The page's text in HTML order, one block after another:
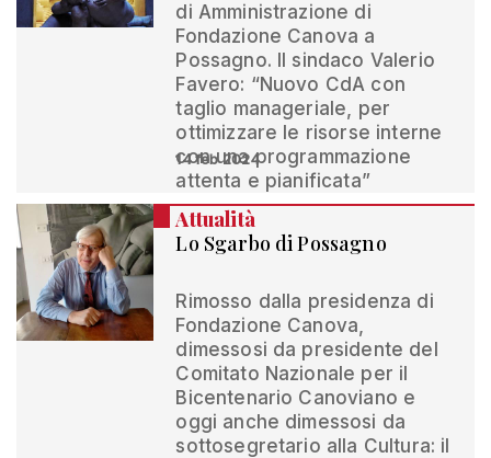
di Amministrazione di
Fondazione Canova a
Possagno. Il sindaco Valerio
Favero: “Nuovo CdA con
taglio manageriale, per
ottimizzare le risorse interne
con una programmazione
attenta e pianificata”
14 feb 2024
Attualità
Lo Sgarbo di Possagno
Rimosso dalla presidenza di
Fondazione Canova,
dimessosi da presidente del
Comitato Nazionale per il
Bicentenario Canoviano e
oggi anche dimessosi da
sottosegretario alla Cultura: il